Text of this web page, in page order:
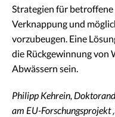
Strategien für
Verknappung und
vorzubeugen. Eine
die Rückgewinnung von
Abwässern sein.
Philipp Kehrein,
am EU-Forschungsprojekt ‚